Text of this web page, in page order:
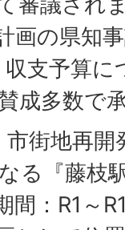
画の県知
支予算
成多数で
街地再
る『藤枝
間：R1～